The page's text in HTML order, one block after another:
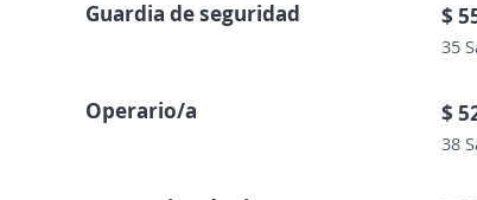
Guardia de seguridad $
35
Operario/a $
38